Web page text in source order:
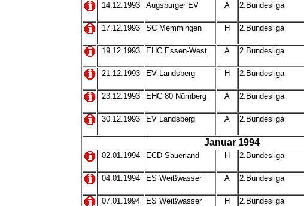
14.12.1993 Augsburger EV A 2.Bundesliga
17.12.1993 SC Memmingen H 2.Bundesliga
19.12.1993 EHC Essen-West A 2.Bundesliga
21.12.1993 EV Landsberg H 2.Bundesliga
23.12.1993 EHC 80 Nürnberg A 2.Bundesliga
30.12.1993 EV Landsberg A 2.Bundesliga
Januar 1994
02.01.1994 ECD Sauerland H 2.Bundesliga
04.01.1994 ES Weißwasser A 2.Bundesliga
07.01.1994 ES Weißwasser H 2.Bundesliga